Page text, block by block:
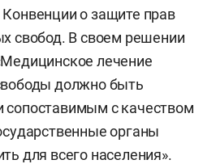
о защите прав
свобод. В своем решении
лечение
должно быть
сопоставимым с качеством
органы
для всего населения».